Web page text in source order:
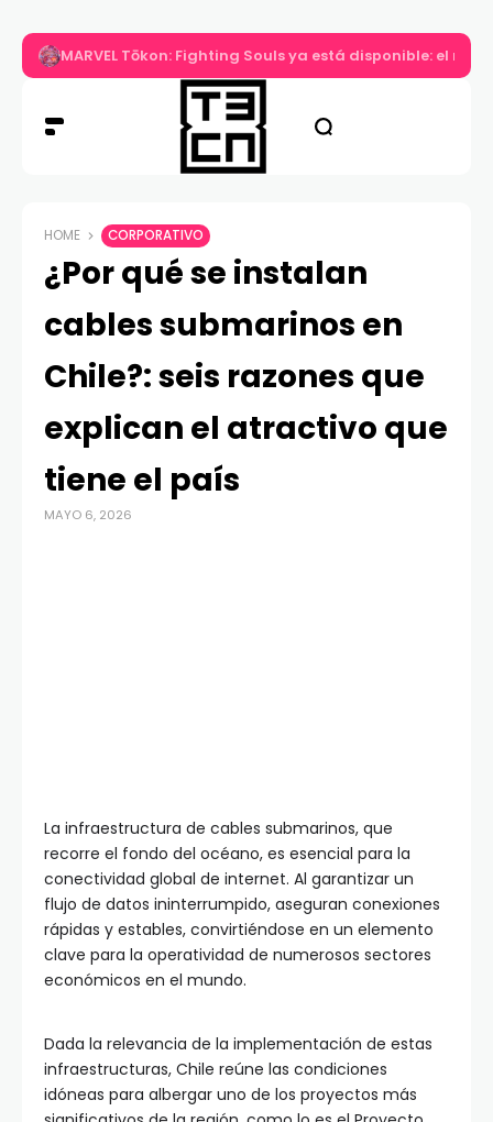
MARVEL Tōkon: Fighting Souls ya está disponible: el
HOME CORPORATIVO
¿Por qué se instalan
cables submarinos en
Chile?: seis razones que
explican el atractivo que
tiene el país
MAYO 6, 2026
La infraestructura de cables submarinos, que
recorre el fondo del océano, es esencial para la
conectividad global de internet. Al garantizar un
flujo de datos ininterrumpido, aseguran conexiones
rápidas y estables, convirtiéndose en un elemento
clave para la operatividad de numerosos sectores
económicos en el mundo.
Dada la relevancia de la implementación de estas
infraestructuras, Chile reúne las condiciones
idóneas para albergar uno de los proyectos más